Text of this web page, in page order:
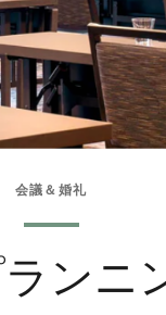
会議＆婚礼
ンニ